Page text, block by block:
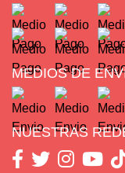
MEDIOS DE
NUESTRAS